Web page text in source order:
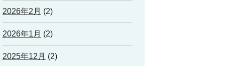
2026年2月 (2)
2026年1月 (2)
2025年12月 (2)